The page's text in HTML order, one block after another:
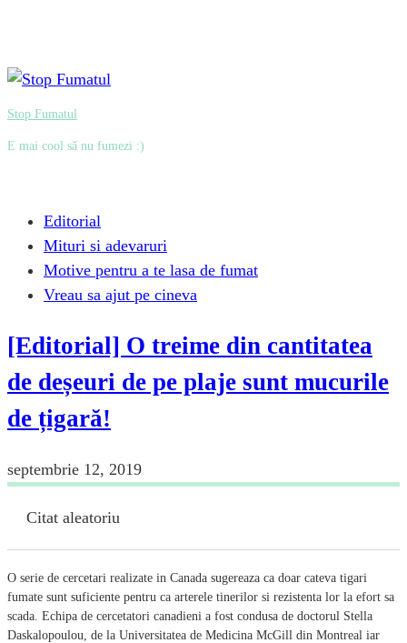
Stop Fumatul
E mai cool să nu fumezi :)
Editorial
Mituri si adevaruri
Motive pentru a te lasa de fumat
Vreau sa ajut pe cineva
[Editorial] O treime din cantitatea
de deșeuri de pe plaje sunt mucurile
de țigară!
septembrie 12, 2019
Citat aleatoriu
O serie de cercetari realizate in Canada sugereaza ca doar cateva tigari
fumate sunt suficiente pentru ca arterele tinerilor si rezistenta lor la efort sa
scada. Echipa de cercetatori canadieni a fost condusa de doctorul Stella
Daskalopoulou, de la Universitatea de Medicina McGill din Montreal iar